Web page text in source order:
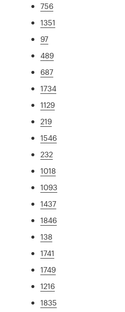
756
1351
97
489
687
1734
1129
219
1546
232
1018
1093
1437
1846
138
1741
1749
1216
1835